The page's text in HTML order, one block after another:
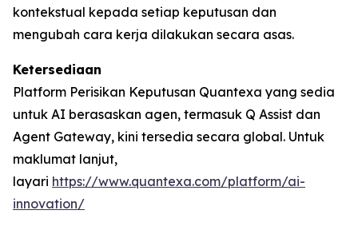
kontekstual kepada setiap keputusan dan
mengubah cara kerja dilakukan secara asas.
Ketersediaan
Platform Perisikan Keputusan Quantexa yang sedia
untuk AI berasaskan agen, termasuk Q Assist dan
Agent Gateway, kini tersedia secara global. Untuk
maklumat lanjut,
layari https://www.quantexa.com/platform/ai-
innovation/